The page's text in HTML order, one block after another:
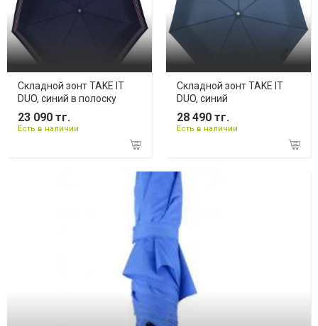
Складной зонт TAKE IT
DUO, синий в полоску
23 090 тг.
Есть в наличии
Складной зонт TAKE IT
DUO, синий
28 490 тг.
Есть в наличии